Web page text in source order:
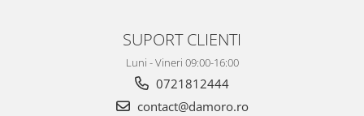
SUPORT CLIENTI
Luni - Vineri 09:00-16:00
0721812444
contact@damoro.ro